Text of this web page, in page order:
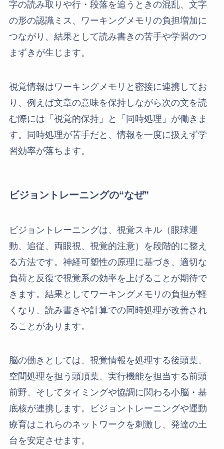
字の読み取りや行・段落を追うときの混乱、文字
の形の認識ミス、ワーキングメモリの負担増加に
つながり、結果として読み書きの苦手や学習のつ
まずきが生じます。
視覚情報はワーキングメモリと密接に連携してお
り、例えば文章の意味を保持しながら次の文を読
む際には「視覚的保持」と「同時処理」が働きま
す。同時処理が苦手だと、情報を一度に扱えず学
習効率が落ちます。
ビジョントレーニングの“なぜ”
ビジョントレーニングは、視覚スキル（眼球運
動、追従、両眼視、視覚的注意）を段階的に整え
る方法です。神経可塑性の原理に基づき、適切な
負荷と反復で視覚系の効率を上げることが期待で
きます。結果としてワーキングメモリの負担が軽
くなり、読み書きや計算での同時処理が改善され
ることがあります。
脳の働きとしては、視覚情報を処理する後頭葉、
空間処理を担う頭頂葉、実行機能を担当する前頭
前野、そしてタイミングや協調に関わる小脳・基
底核が連携します。ビジョントレーニングや運動
療育はこれらのネットワークを刺激し、発達の土
台を安定させます。